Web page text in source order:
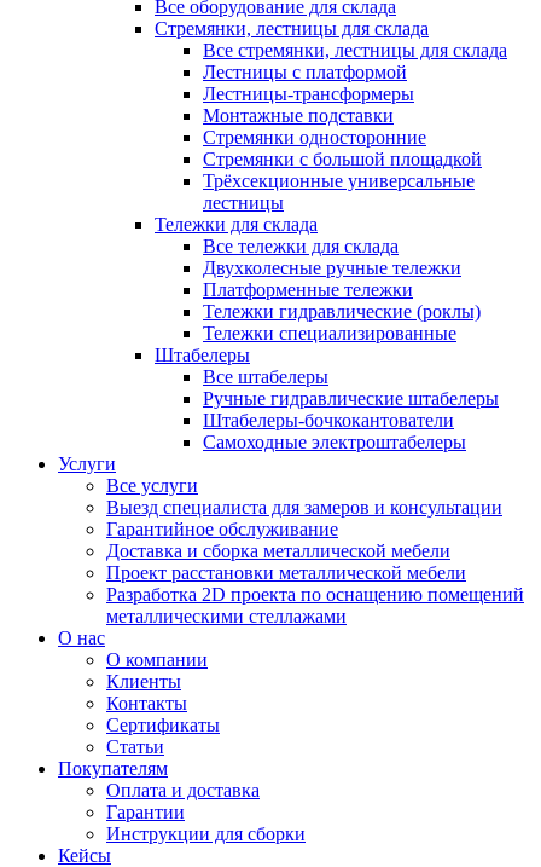
Все оборудование для склада
Стремянки, лестницы для склада
Все стремянки, лестницы для склада
Лестницы с платформой
Лестницы-трансформеры
Монтажные подставки
Стремянки односторонние
Стремянки с большой площадкой
Трёхсекционные универсальные
лестницы
Тележки для склада
Все тележки для склада
Двухколесные ручные тележки
Платформенные тележки
Тележки гидравлические (роклы)
Тележки специализированные
Штабелеры
Все штабелеры
Ручные гидравлические штабелеры
Штабелеры-бочкокантователи
Самоходные электроштабелеры
Услуги
Все услуги
Выезд специалиста для замеров и консультации
Гарантийное обслуживание
Доставка и сборка металлической мебели
Проект расстановки металлической мебели
Разработка 2D проекта по оснащению помещений
металлическими стеллажами
О нас
О компании
Клиенты
Контакты
Сертификаты
Статьи
Покупателям
Оплата и доставка
Гарантии
Инструкции для сборки
Кейсы